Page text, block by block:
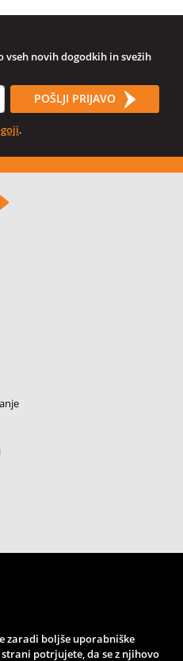
vseh novih dogodkih in svežih
POŠLJI PRIJAVO
.
zaradi boljše uporabniške
potrjujete, da se z njihovo